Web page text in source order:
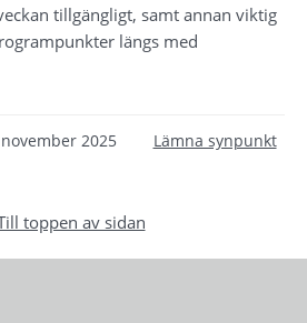
tillgängligt, samt annan viktig
längs med
2025 Lämna synpunkt
toppen av sidan